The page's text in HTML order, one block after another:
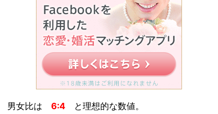
男女比は 6:4 と理想的な数値。